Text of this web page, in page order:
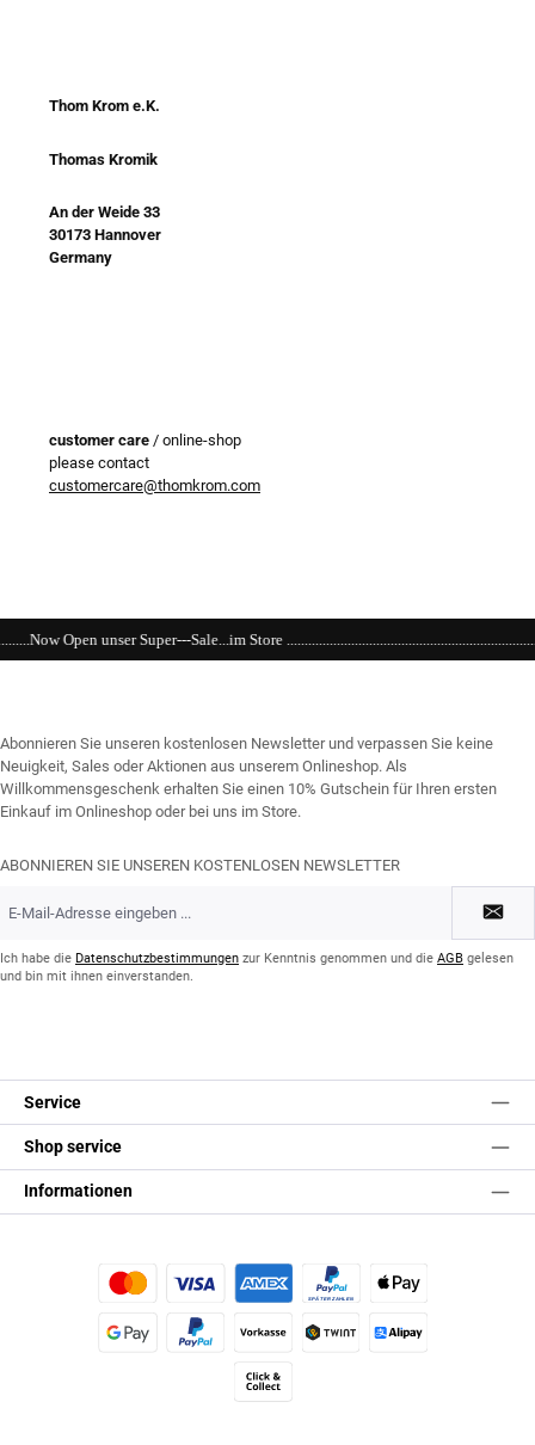
Thom Krom e.K.
Thomas Kromik
An der Weide 33
30173 Hannover
Germany
customer care / online-shop
please contact
customercare@thomkrom.com
Sale...im Store
Abonnieren Sie unseren kostenlosen Newsletter und verpassen Sie keine
Neuigkeit, Sales oder Aktionen aus unserem Onlineshop. Als
Willkommensgeschenk erhalten Sie einen 10% Gutschein für Ihren ersten
Einkauf im Onlineshop oder bei uns im Store.
ABONNIEREN SIE UNSEREN KOSTENLOSEN NEWSLETTER
Mail-
*Ich habe die Datenschutzbestimmungen zur Kenntnis genommen und die AGB gelesen
und bin mit ihnen einverstanden.
Service
Shop service
Informationen
Kredit- oder Debitkarte Später BezahlenApple Pay
Vorkasse